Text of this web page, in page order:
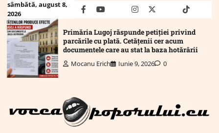
Skip
content
sâmbătă, august 8,
2026
facebookyoutubeMailinstagram
twitter truthtiktok
Primăria Lugoj răspunde petiției privind
parcările cu plată. Cetățenii cer acum
documentele care au stat la baza hotărârii
Mocanu Erich Iunie 9, 2026 0